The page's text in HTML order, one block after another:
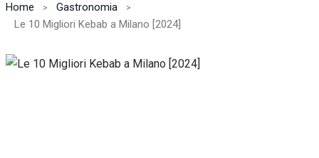
Home
Gastronomia
Le 10 Migliori Kebab a Milano [2024]